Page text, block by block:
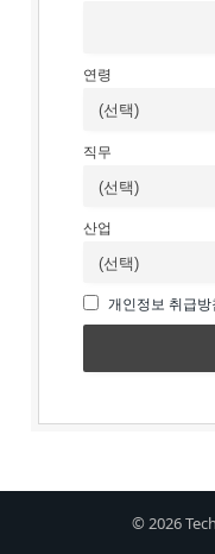
연령
직무
산업
개인정보 취급
© 2026